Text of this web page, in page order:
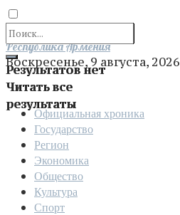
Результатов нет
Читать все
результаты
Отправить
Республика Армения
Воскресенье, 9 августа, 2026
Официальная хроника
Государство
Регион
Экономика
Общество
Культура
Спорт